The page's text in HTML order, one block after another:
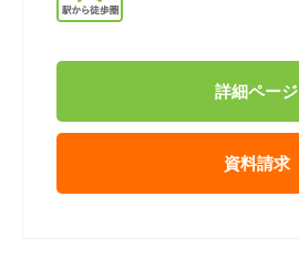
詳細ページ
資料請求